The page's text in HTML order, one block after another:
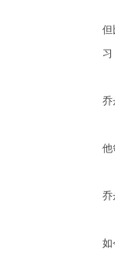
但
乔
他
乔
如